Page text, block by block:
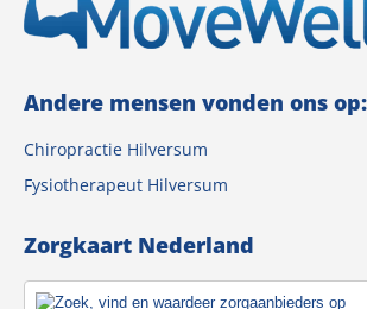
Andere mensen vonden ons op:
Chiropractie Hilversum
Fysiotherapeut Hilversum
Zorgkaart Nederland